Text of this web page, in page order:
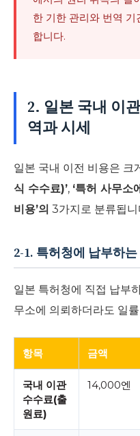
한 기한 관리와 번역
합니다.
2. 일본 국내 이
역과 시세
일본 국내 이전 비용은 크
식 수수료)’, ‘특허 사무소
비용’의 3가지로 분류됩니
2-1. 특허청에 납부하
일본 특허청에 직접 납부
무소에 의뢰하더라도 일
항목 금액
국내 이관
수수료(출
원료)
14,000엔